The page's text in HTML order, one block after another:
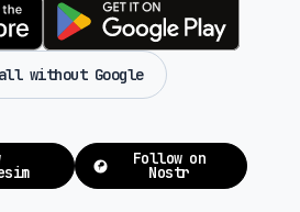
without Google
Follow on
Nostr